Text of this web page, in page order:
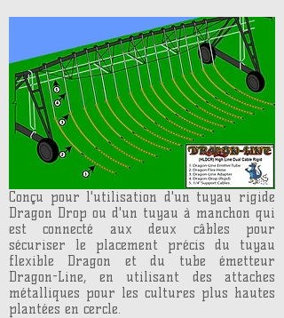
Conçu pour l'utilisation d'un tuyau rigide
Dragon Drop ou d'un tuyau à manchon qui
est connecté aux deux câbles pour
sécuriser le placement précis du tuyau
flexible Dragon et du tube émetteur
Dragon-Line, en utilisant des attaches
métalliques pour les cultures plus hautes
plantées en cercle.